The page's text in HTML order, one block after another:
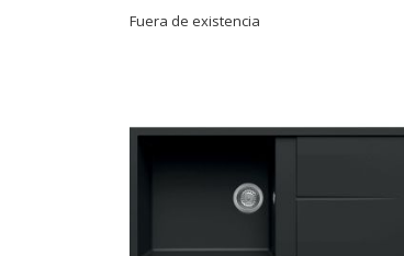
Fuera de existencia